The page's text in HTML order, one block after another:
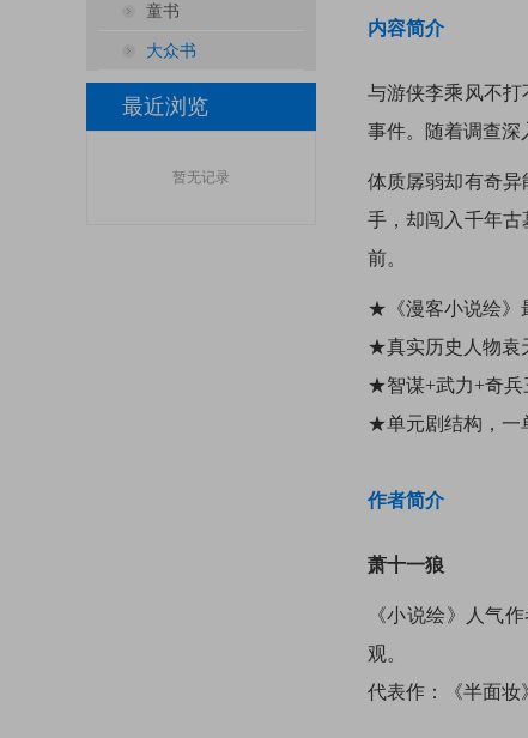
童书
大众书
最近浏览
暂无记录
内容简介
与游侠李乘风不
事件。随着调查
体质孱弱却有奇
手，却闯入千年
前。
★《漫客小说绘》
★真实历史人物袁
★智谋+武力+奇兵
★单元剧结构，一
作者简介
萧十一狼
《小说绘》人气
观。
代表作：《半面妆